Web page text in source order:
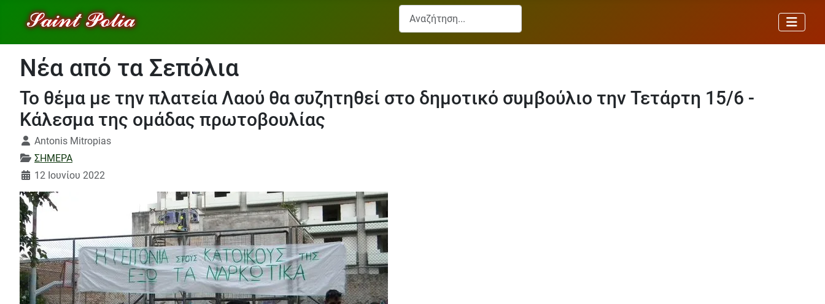
Αναζήτηση...
Νέα από τα Σεπόλια
Το θέμα με την πλατεία Λαού θα συζητηθεί στο δημοτικό συμβούλιο την Τετάρτη 15/6 -
Κάλεσμα της ομάδας πρωτοβουλίας
Λεπτομέρειες
Antonis Mitropias
ΣΗΜΕΡΑ
12 Ιουνίου 2022